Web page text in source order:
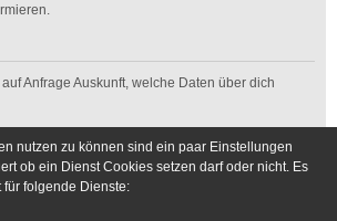
Anfrage Auskunft, welche Daten über dich
Betreiber.
nutzen zu können sind ein paar Einstellungen
ob ein Dienst Cookies setzen darf oder nicht. Es
folgende Dienste: